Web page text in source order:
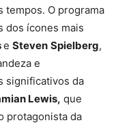
tempos. O programa
dos ícones mais
e Steven Spielberg,
e
significativos da
Lewis, que
protagonista da